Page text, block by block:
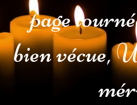
page
bien vécue,